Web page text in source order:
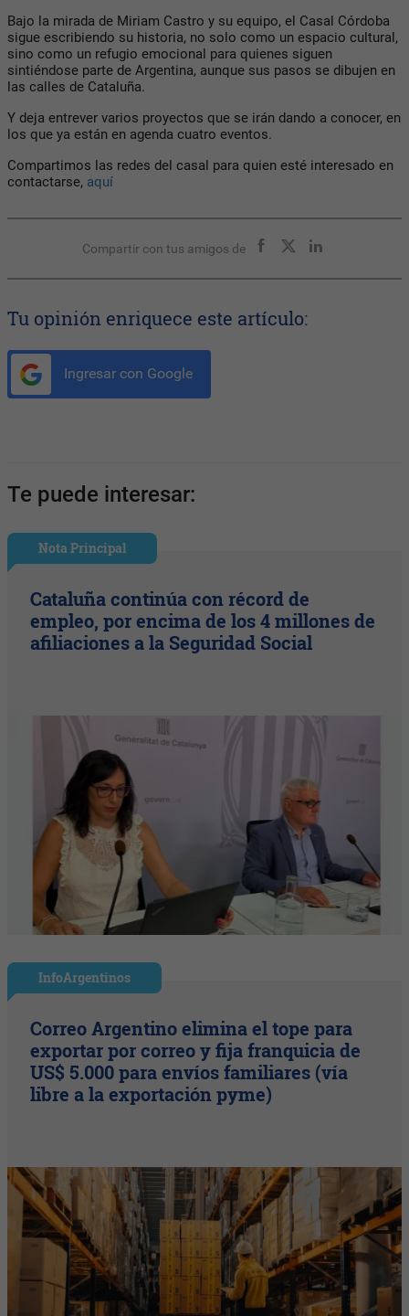
Bajo la mirada de Miriam Castro y su equipo, el Casal Córdoba
sigue escribiendo su historia, no solo como un espacio cultural,
sino como un refugio emocional para quienes siguen
sintiéndose parte de Argentina, aunque sus pasos se dibujen en
las calles de Cataluña.
Y deja entrever varios proyectos que se irán dando a conocer, en
los que ya están en agenda cuatro eventos.
Compartimos las redes del casal para quien esté interesado en
contactarse, aquí
Compartir con tus amigos de
Tu opinión enriquece este artículo:
Ingresar con Google
Te puede interesar:
Nota Principal
Cataluña continúa con récord de
empleo, por encima de los 4 millones de
afiliaciones a la Seguridad Social
InfoArgentinos
Correo Argentino elimina el tope para
exportar por correo y fija franquicia de
US$ 5.000 para envíos familiares (vía
libre a la exportación pyme)